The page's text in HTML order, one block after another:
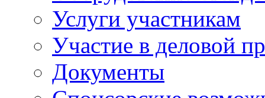
Услуги участникам
Участие в деловой
Документы